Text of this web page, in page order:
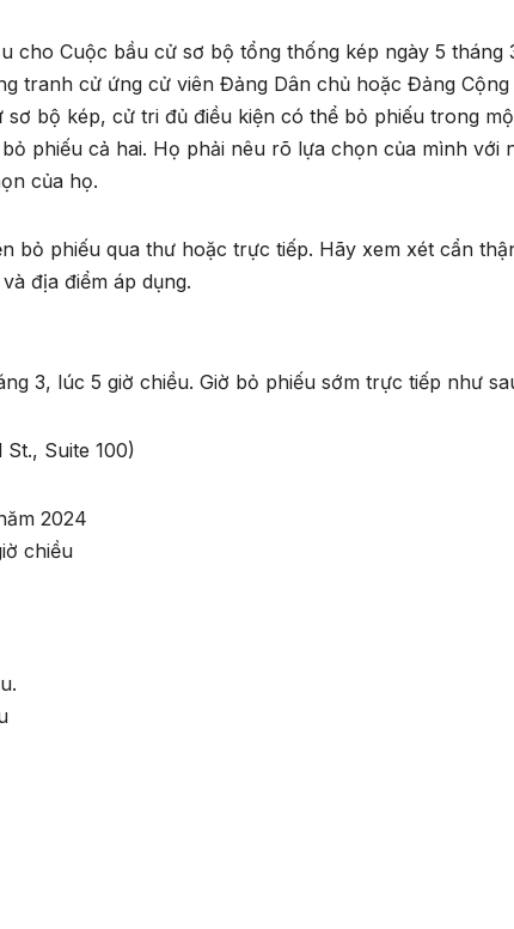
cho Cuộc bầu cử sơ bộ tổng thống kép ngày 5 tháng
tranh cử ứng cử viên Đảng Dân chủ hoặc Đảng
bộ kép, cử tri đủ điều kiện có thể bỏ phiếu trong
phiếu cả hai. Họ phải nêu rõ lựa chọn của mình với
của họ.
bỏ phiếu qua thư hoặc trực tiếp. Hãy xem xét cẩn
địa điểm áp dụng.
3, lúc 5 giờ chiều. Giờ bỏ phiếu sớm trực tiếp như
Suite 100)
2024
chiều